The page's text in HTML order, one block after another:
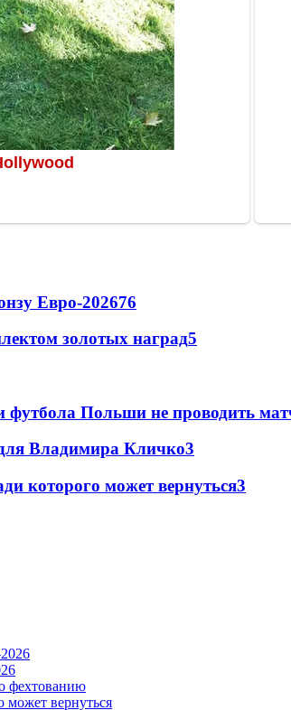
Евро-202676
золотых наград5
футбола Польши не проводить
Владимира Кличко3
которого может вернуться3
фехтованию
может вернуться